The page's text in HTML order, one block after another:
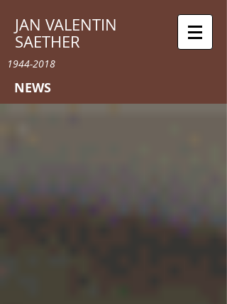
JAN VALENTIN
SAETHER
1944-2018
NEWS